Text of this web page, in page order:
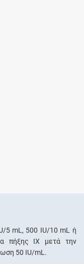
5 mL, 500 IU/10 mL ή
πήξης ΙΧ μετά την
50 IU/mL.